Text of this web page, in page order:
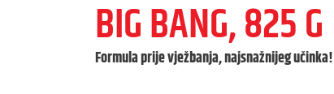
BIG BANG, 825 G
Formula prije vježbanja, najsnažnijeg učinka!